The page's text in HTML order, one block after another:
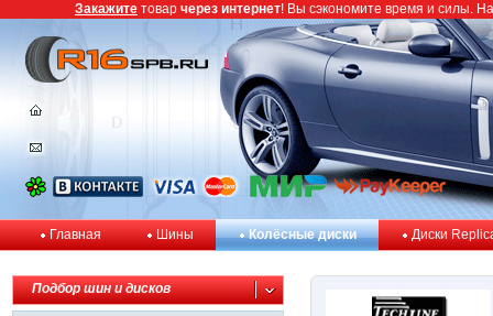
Главная Шины Колёсные диски Диски
Подбор шин и дисков
Закажите товар через интернет! Вы сэкономите время и силы.